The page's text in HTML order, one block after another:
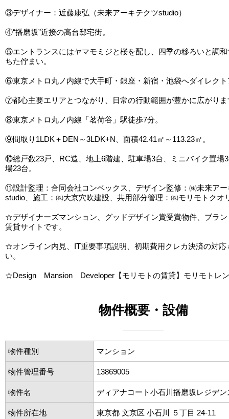
③デザイナー：近藤康弘（未来アーキテクツstudio）
④“播磨坂”近接の高台邸宅街。
⑤エントランスにはヤマモミジと桜を配し、四季の移ろいと調
ちた佇まい。
⑥東京メトロ丸ノ内線で大手町・銀座・新宿・池袋へダイレク
⑦都心主要エリアとつながり、日常の行動範囲が豊かに広がりま
⑧東京メトロ丸ノ内線「茗荷谷」駅徒歩7分。
⑨間取り1LDK＋DEN～3LDK+N、面積42.41㎡～113.23㎡。
⑩総戸数23戸、RC造、地上6階建、駐車場3台、ミニバイク置場
場23台。
⑪設計監理：合同会社コンベックス、デザイン監修：㈱未来ア
studio、施工：㈱大京穴吹建設、共用部分管理：㈱モリモトクオ
☆デザイナーズマンション、グッドデザイン賞受賞物件、ブラ
賃貸サイトです。
☆オンライン内見、IT重要事項説明、初期費用クレカ決済の対応
い。
☆Design Mansion Developer【モリモトの賃貸】モリモトレ
物件概要・設備
物件種別 マンション
物件管理番号 13869005
物件名 ディアナコート小石川播磨坂レジデン
物件所在地 東京都 文京区 小石川 ５丁目 24-11